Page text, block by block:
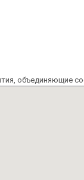
объединяющие